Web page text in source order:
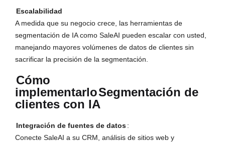
Escalabilidad
A medida que su negocio crece, las herramientas de
segmentación de IA como SaleAI pueden escalar con usted,
manejando mayores volúmenes de datos de clientes sin
sacrificar la precisión de la segmentación.
Cómo
implementarloSegmentación de
clientes con IA
Integración de fuentes de datos:
Conecte SaleAI a su CRM, análisis de sitios web y